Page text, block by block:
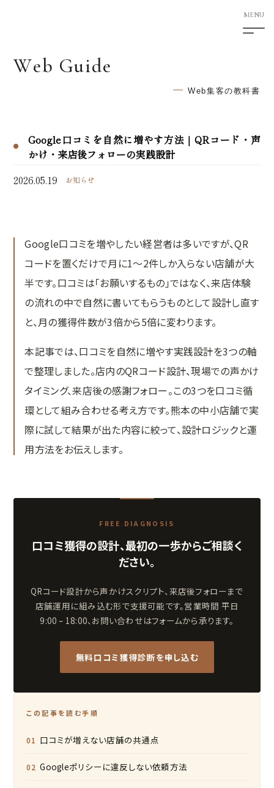
5F Shimotori Building
HOME
MEO対策
口コミ対策システム
Web集客の教科書
お問い合わせ
Web Guide
Web集客の教科書
Google口コミを自然に増やす方法｜QRコード・声
かけ・来店後フォローの実践設計
2026.05.19
お知らせ
Google口コミを増やしたい経営者は多いですが、QR
コードを置くだけで月に1〜2件しか入らない店舗が大
半です。口コミは「お願いするもの」ではなく、来店体験
の流れの中で自然に書いてもらうものとして設計し直す
と、月の獲得件数が3倍から5倍に変わります。
本記事では、口コミを自然に増やす実践設計を3つの軸
で整理しました。店内のQRコード設計、現場での声かけ
タイミング、来店後の感謝フォロー。この3つを口コミ循
環として組み合わせる考え方です。熊本の中小店舗で実
際に試して結果が出た内容に絞って、設計ロジックと運
用方法をお伝えします。
FREE DIAGNOSIS
口コミ獲得の設計、最初の一歩からご相談く
ださい。
QRコード設計から声かけスクリプト、来店後フォローまで
店舗運用に組み込む形で支援可能です。営業時間 平日
9:00 – 18:00、お問い合わせはフォームから承ります。
無料口コミ獲得診断を申し込む
この記事を読む手順
口コミが増えない店舗の共通点
Googleポリシーに違反しない依頼方法